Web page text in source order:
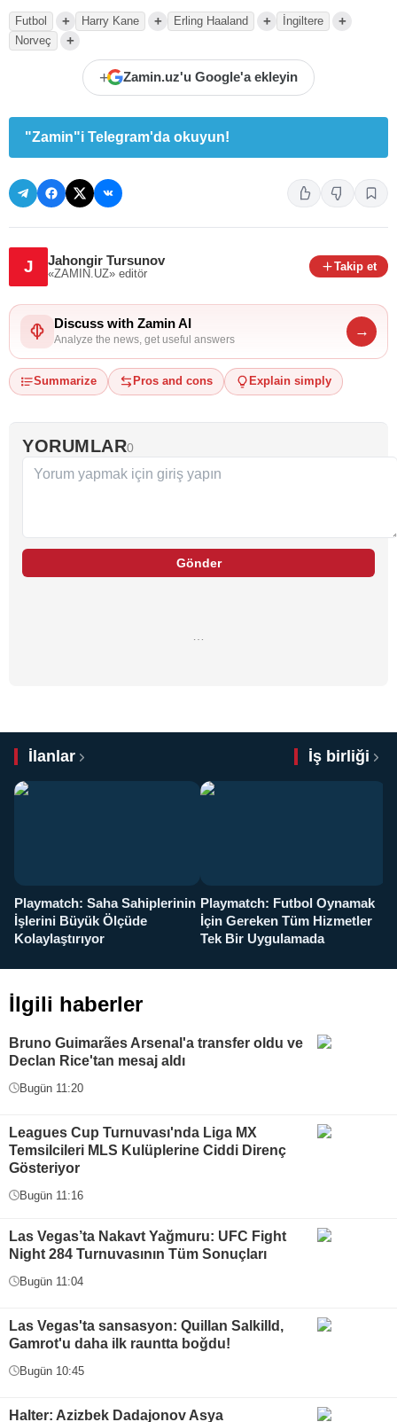
Futbol + Harry Kane + Erling Haaland + İngiltere +
Norveç +
+ Zamin.uz'u Google'a ekleyin
"Zamin"i Telegram'da okuyun!
J Jahongir Tursunov
«ZAMIN.UZ» editör
Takip et
Discuss with Zamin AI
Analyze the news, get useful answers
→
Summarize Pros and cons Explain simply
YORUMLAR0
Gönder
İlanlar İş birliği
Playmatch: Saha Sahiplerinin
İşlerini Büyük Ölçüde
Kolaylaştırıyor
Playmatch: Futbol Oynamak
İçin Gereken Tüm Hizmetler
Tek Bir Uygulamada
İlgili haberler
Bruno Guimarães Arsenal'a transfer oldu ve
Declan Rice'tan mesaj aldı
Bugün 11:20
Leagues Cup Turnuvası'nda Liga MX
Temsilcileri MLS Kulüplerine Ciddi Direnç
Gösteriyor
Bugün 11:16
Las Vegas’ta Nakavt Yağmuru: UFC Fight
Night 284 Turnuvasının Tüm Sonuçları
Bugün 11:04
Las Vegas'ta sansasyon: Quillan Salkilld,
Gamrot'u daha ilk rauntta boğdu!
Bugün 10:45
Halter: Azizbek Dadajonov Asya